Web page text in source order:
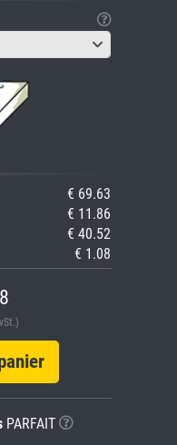
€ 69.63
€ 11.86
€ 40.52
€ 1.08
PARFAIT